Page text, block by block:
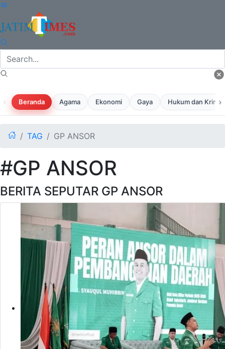
‹ Beranda Agama Ekonomi Gaya Hukum dan ›
TAG GP ANSOR
#GP ANSOR
BERITA SEPUTAR GP ANSOR